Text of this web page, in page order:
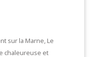
sur la Marne, Le
chaleureuse et